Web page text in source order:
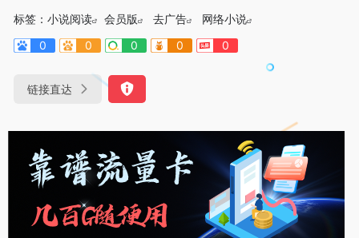
标签： 小说阅读 会员版 去广告
网络小说
0
0 0 0 0
链接直达